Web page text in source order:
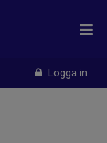
Logga in